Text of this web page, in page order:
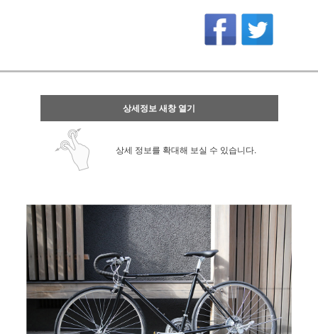
상세정보 새창 열기
상세 정보를 확대해 보실 수 있습니다.